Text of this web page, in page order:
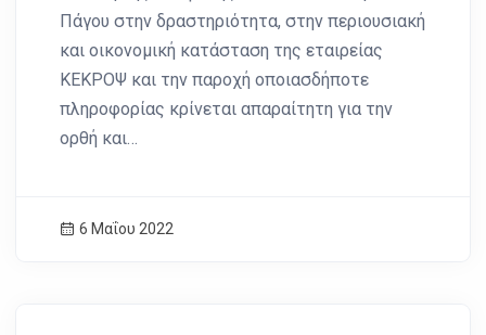
Πάγου στην δραστηριότητα, στην περιουσιακή
και οικονομική κατάσταση της εταιρείας
ΚΕΚΡΟΨ και την παροχή οποιασδήποτε
πληροφορίας κρίνεται απαραίτητη για την
ορθή και…
6 Μαΐου 2022